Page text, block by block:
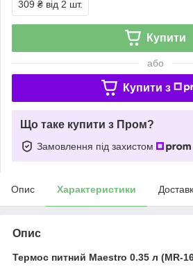
309 ₴ від 2 шт.
Купити
або
Купити з
Що таке купити з Пром?
Замовлення під захистом
Опис Характеристики
Опис
Термос питний Maestro 0.35 л (MR-